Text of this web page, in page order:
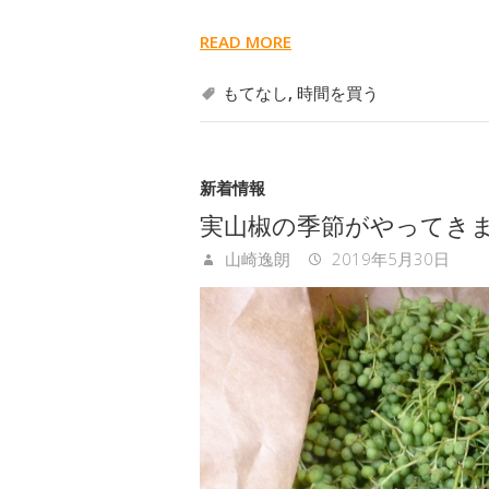
READ MORE
もてなし, 時間を買う
新着情報
実山椒の季節がやってき
山崎逸朗 2019年5月30日